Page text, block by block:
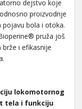
dejstvo koje
proizvodnje
bola i otoka.
pruža još
i efikasnije
lokomotornog
tela i funkciju